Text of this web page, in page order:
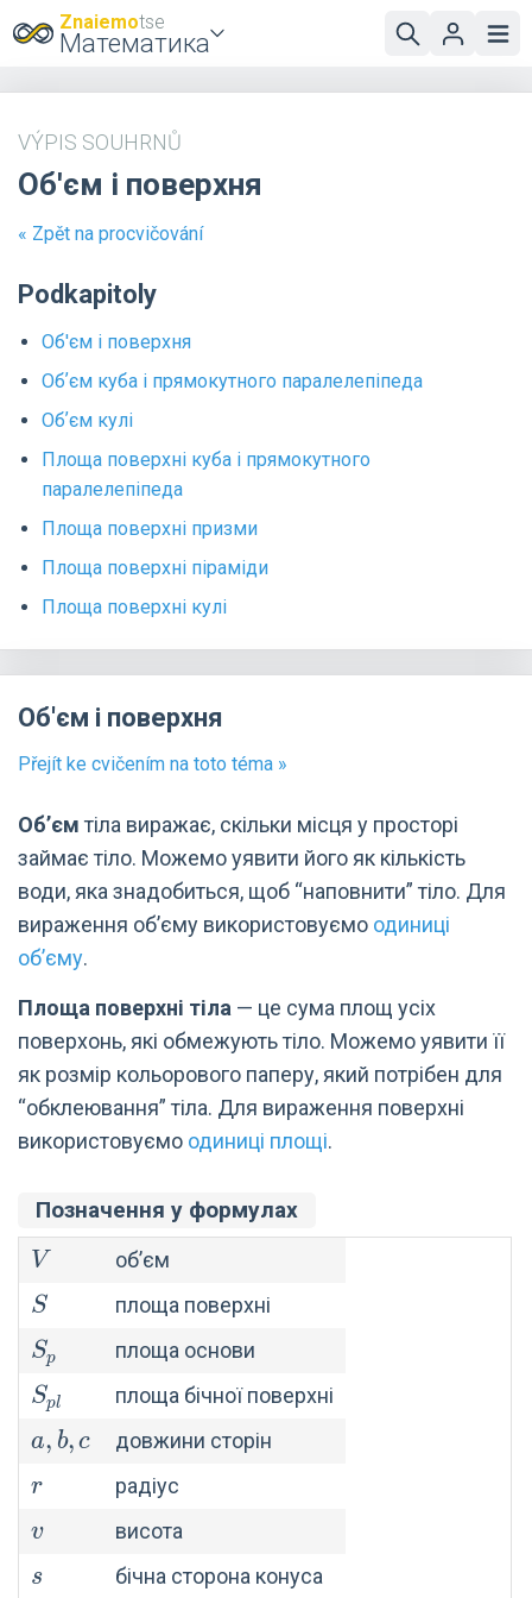
Znaiemotse
Математика
VÝPIS SOUHRNŮ
Об'єм і поверхня
« Zpět na procvičování
Podkapitoly
Об'єм і поверхня
Обʼєм куба і прямокутного паралелепіпеда
Обʼєм кулі
Площа поверхні куба і прямокутного
паралелепіпеда
Площа поверхні призми
Площа поверхні піраміди
Площа поверхні кулі
Об'єм і поверхня
Přejít ke cvičením na toto téma »
Об’ємтіла виражає, скільки місця у просторі
займає тіло. Можемо уявити його як кількість
води, яка знадобиться, щоб “наповнити” тіло. Для
вираження об’єму використовуємо одиниці
об’єму.
Площа поверхні тіла — це сума площ усіх
поверхонь, які обмежують тіло. Можемо уявити її
як розмір кольорового паперу, який потрібен для
“обклеювання” тіла. Для вираження поверхні
використовуємо одиниці площі.
Позначення у формулах
V
V об’єм
S
S площа поверхні
S_p
Sp площа основи
S_{pl}
Spl площа бічної поверхні
a,
c
a, b, c довжини сторін
r
r радіус
v
v висота
s
s бічна сторона конуса